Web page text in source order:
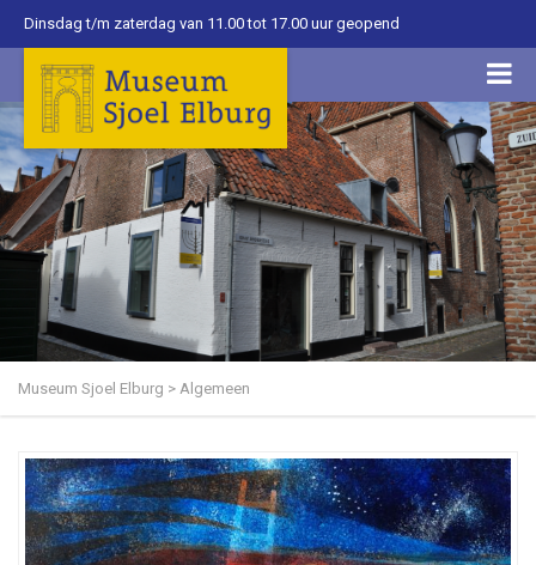
Dinsdag t/m zaterdag van 11.00 tot 17.00 uur geopend
Museum Sjoel Elburg > Algemeen